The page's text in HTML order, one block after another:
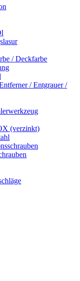
/ Deckfarbe
/ Entgrauer /
(verzinkt)